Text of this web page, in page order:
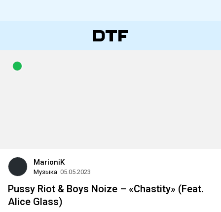
MarioniK
Музыка 05.05.2023
Pussy Riot & Boys Noize – «Chastity» (Feat.
Alice Glass)